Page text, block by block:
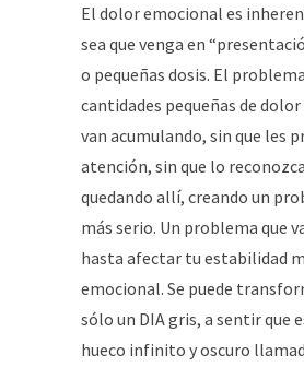
El dolor emocional es
sea que venga en
o pequeñas dosis. El
cantidades pequeñas de
van acumulando, sin que les
atención, sin que lo
quedando allí, creando un
más serio. Un problema que
hasta afectar tu estabilidad
emocional. Se puede
sólo un DIA gris, a sentir que
hueco infinito y oscuro